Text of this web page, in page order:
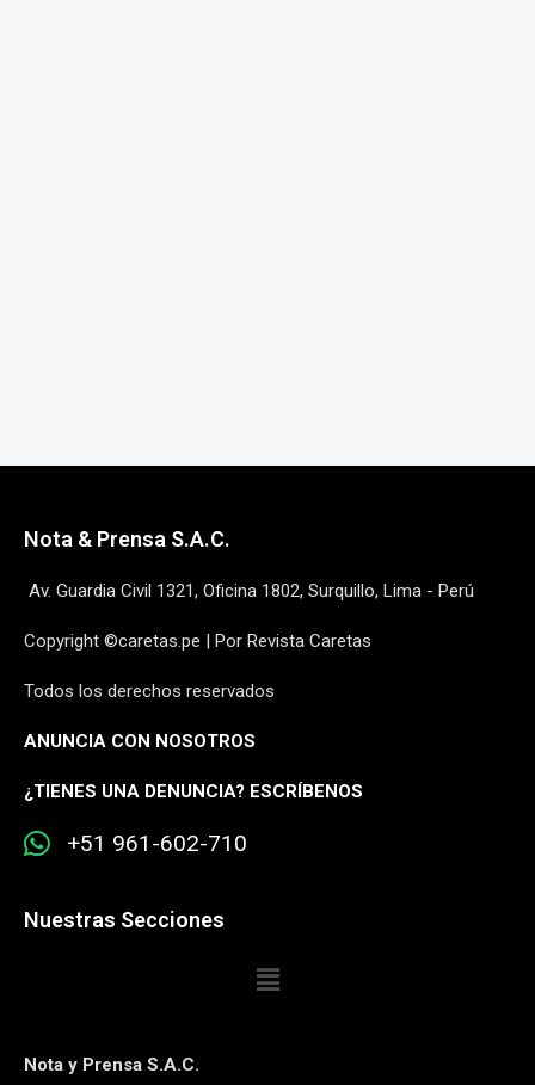
Nota & Prensa S.A.C.
Av. Guardia Civil 1321, Oficina 1802, Surquillo, Lima - Perú
Copyright ©caretas.pe | Por Revista Caretas
Todos los derechos reservados
ANUNCIA CON NOSOTROS
¿TIENES UNA DENUNCIA? ESCRÍBENOS
+51 961-602-710
Nuestras Secciones
Nota y Prensa S.A.C.